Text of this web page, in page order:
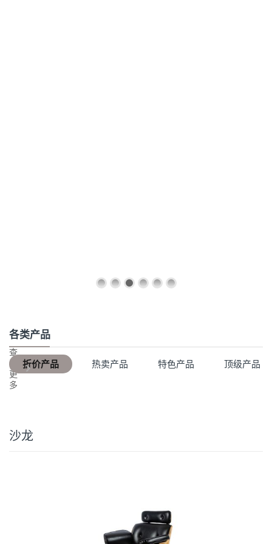
各类产品
折价产品 热卖产品 特色产品 顶级产品
查
看
更
多
沙龙